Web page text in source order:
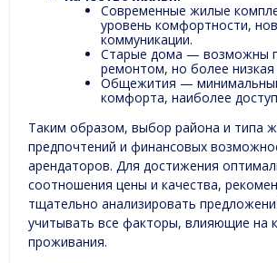
Современные жилые
уровень комфортности,
коммуникации.
Старые дома — возможны
ремонтом, но более низкая
Общежития —
комфорта, наиболее
Таким образом, выбор района и типа
предпочтений и финансовых
арендаторов. Для достижения
соотношения цены и качества,
тщательно анализировать
учитывать все факторы, влияющие на
проживания.